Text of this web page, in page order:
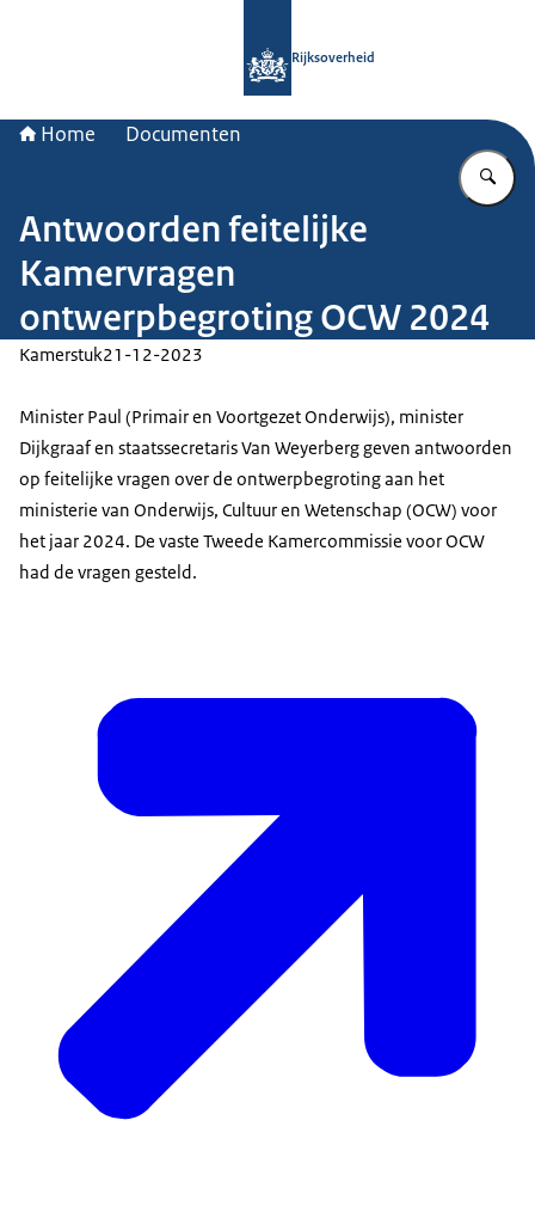
Rijksoverheid
Home Documenten
Antwoorden feitelijke
Kamervragen
ontwerpbegroting OCW 2024
Kamerstuk21-12-2023
Minister Paul (Primair en Voortgezet Onderwijs), minister
Dijkgraaf en staatssecretaris Van Weyerberg geven antwoorden
op feitelijke vragen over de ontwerpbegroting aan het
ministerie van Onderwijs, Cultuur en Wetenschap (OCW) voor
het jaar 2024. De vaste Tweede Kamercommissie voor OCW
had de vragen gesteld.